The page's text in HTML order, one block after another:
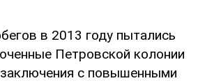
в 2013 году пытались
Петровской колонии
с повышенными